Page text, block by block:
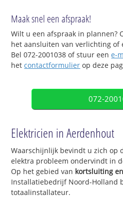
Maak snel een afspraak!
Wilt u een afspraak in plannen?
het aansluiten van verlichting of
Bel 072-2001038 of stuur eene-
hetcontactformulier op deze
072-
Elektricien in Aerdenhout
Waarschijnlijk bevindt u zich op
elektra probleem ondervindt in
Op het gebied van kortsluiting
Installatiebedrijf Noord-Holland
totaalinstallateur.